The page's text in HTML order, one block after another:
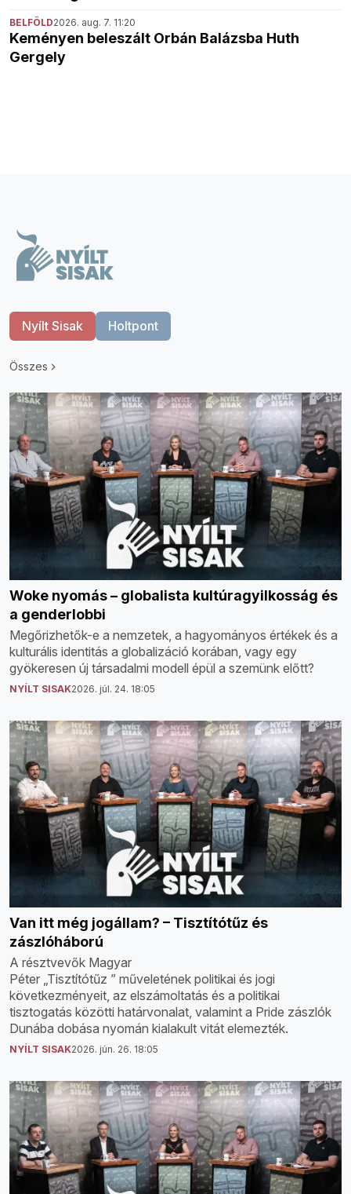
BELFÖLD2026. aug. 7. 11:20
Keményen beleszált Orbán Balázsba Huth
Gergely
Nyílt Sisak Holtpont
Összes
Woke nyomás – globalista kultúragyilkosság és
a genderlobbi
Megőrizhetők-e a nemzetek, a hagyományos értékek és a
kulturális identitás a globalizáció korában, vagy egy
gyökeresen új társadalmi modell épül a szemünk előtt?
NYÍLT SISAK2026. júl. 24. 18:05
Van itt még jogállam? – Tisztítótűz és
zászlóháború
A résztvevők Magyar
Péter „Tisztítótűz ” műveletének politikai és jogi
következményeit, az elszámoltatás és a politikai
tisztogatás közötti határvonalat, valamint a Pride zászlók
Dunába dobása nyomán kialakult vitát elemezték.
NYÍLT SISAK2026. jún. 26. 18:05